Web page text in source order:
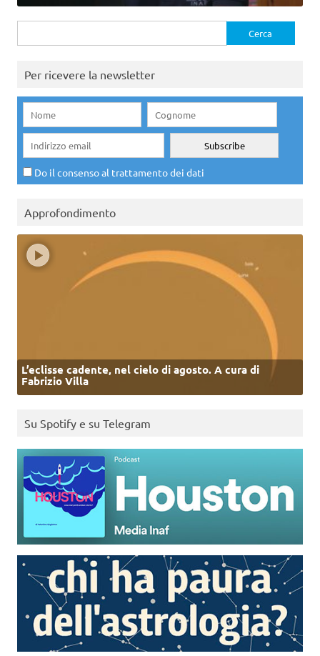
per:
Per ricevere la newsletter
Do il consenso al trattamento dei dati
Approfondimento
L’eclisse cadente, nel cielo di agosto. A cura di
Fabrizio Villa
Su Spotify e su Telegram